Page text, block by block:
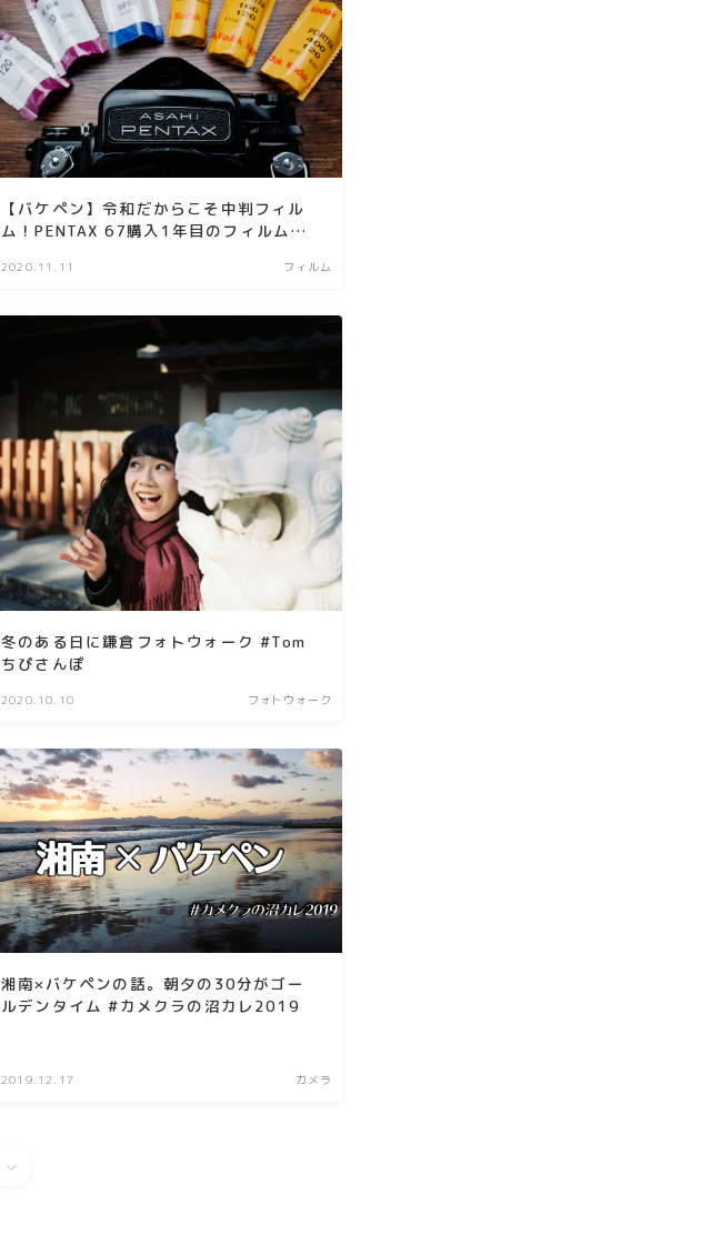
【バケペン】令和だからこそ中判フィル
ム！PENTAX 67購入1年目のフィルム別
2020.11.11 フィルム
冬のある日に鎌倉フォトウォーク #Tom
ちぴさんぽ
2020.10.10 フォトウォーク
湘南×バケペンの話。朝夕の30分がゴー
ルデンタイム #カメクラの沼カレ2019
2019.12.17 カメラ